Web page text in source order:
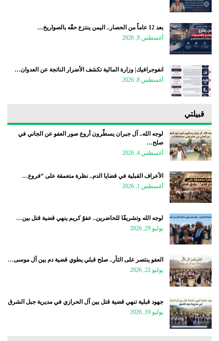
بعد 12 عاماً من الحصار.. اليمن ينتزع حقّه بالصواريخ…
أغسطس 9, 2026
انفوجرافيك| وزارة المالية تكشف الأضرار الناتجة عن العدوان…
أغسطس 8, 2026
قبيلتي
لوجه الله.. آل جبران يسطّرون أروع صور العفو عن الجاني في
صلح…
أغسطس 4, 2026
الأعراف القبلية في قضايا الدم.. نظرة متعمقة على “فروع…
أغسطس 1, 2026
لوجه الله وتشريفًا للحاضرين.. عفوٌ كريم ينهي قضية قتل بين…
يوليو 29, 2026
العفو ينتصر على الثأر.. صلح قبلي يطوي قضية دم بين آل موسى…
يوليو 22, 2026
جهود قبلية تنهي قضية قتل بين آل الحرازي في مديرية جبل الشرق
يوليو 19, 2026